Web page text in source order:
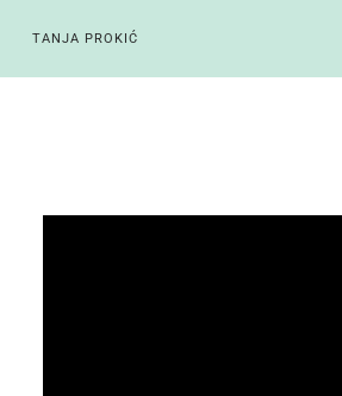
TANJA PROKIĆ